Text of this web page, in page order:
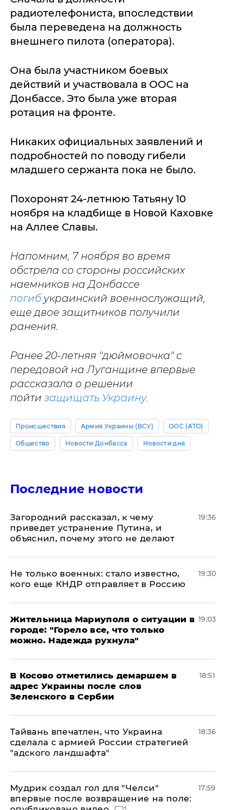
радиотелефониста, впоследствии
была переведена на должность
внешнего пилота (оператора).
Она была участником боевых
действий и участвовала в ООС на
Донбассе. Это была уже вторая
ротация на фронте.
Никаких официальных заявлений и
подробностей по поводу гибели
младшего сержанта пока не было.
Похоронят 24-летнюю Татьяну 10
ноября на кладбище в Новой Каховке
на Аллее Славы.
Напомним, 7 ноября во время
обстрела со стороны российских
наемников на Донбассе
погиб украинский военнослужащий,
еще двое защитников получили
ранения.
Ранее 20-летняя "дюймовочка" с
передовой на Луганщине впервые
рассказала о решении
пойти защищать Украину.
Происшествия Армия Украины (ВСУ) ООС (АТО)
Общество Новости Донбасса Новости дня
Последние новости
Загородний рассказал, к чему
приведет устранение Путина, и
объяснил, почему этого не делают
19:36
Не только военных: стало известно,
кого еще КНДР отправляет в Россию
19:30
Жительница Мариуполя о ситуации в
городе: "Горело все, что только
можно. Надежда рухнула"
19:03
В Косово отметились демаршем в
адрес Украины после слов
Зеленского в Сербии
18:51
Тайвань впечатлен, что Украина
сделала с армией России стратегией
"адского ландшафта"
18:36
Мудрик создал гол для "Челси"
впервые после возвращение на поле:
17:59